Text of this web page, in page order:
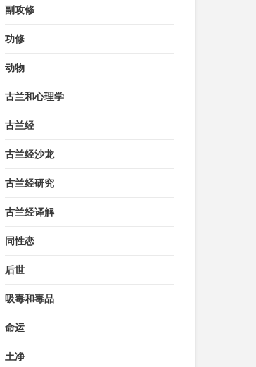
副攻修
功修
动物
古兰和心理学
古兰经
古兰经沙龙
古兰经研究
古兰经译解
同性恋
后世
吸毒和毒品
命运
土净